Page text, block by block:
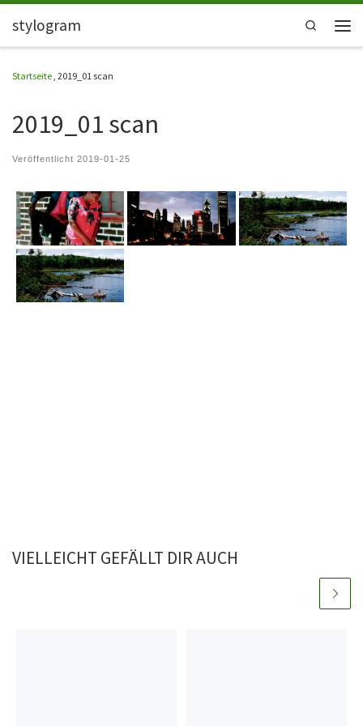
Zum Inhalt springen
stylogram
Search
Startseite 2019_01 scan
2019_01 scan
Veröffentlicht 2019-01-25
VIELLEICHT GEFÄLLT DIR AUCH